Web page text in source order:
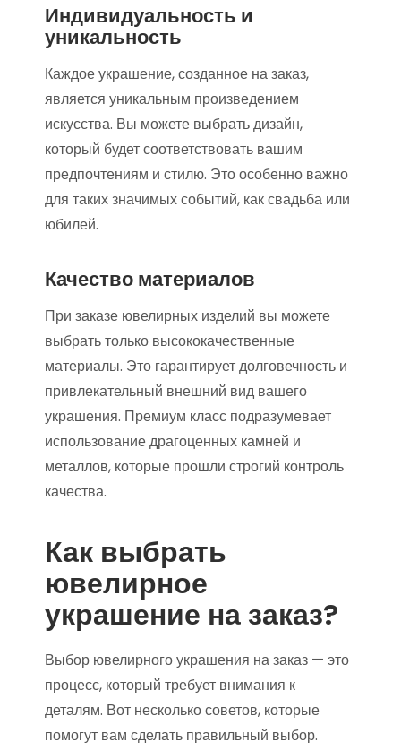
Индивидуальность и
уникальность
Каждое украшение, созданное на заказ,
является уникальным произведением
искусства. Вы можете выбрать дизайн,
который будет соответствовать вашим
предпочтениям и стилю. Это особенно важно
для таких значимых событий, как свадьба или
юбилей.
Качество материалов
При заказе ювелирных изделий вы можете
выбрать только высококачественные
материалы. Это гарантирует долговечность и
привлекательный внешний вид вашего
украшения. Премиум класс подразумевает
использование драгоценных камней и
металлов, которые прошли строгий контроль
качества.
Как выбрать
ювелирное
украшение на заказ?
Выбор ювелирного украшения на заказ — это
процесс, который требует внимания к
деталям. Вот несколько советов, которые
помогут вам сделать правильный выбор.